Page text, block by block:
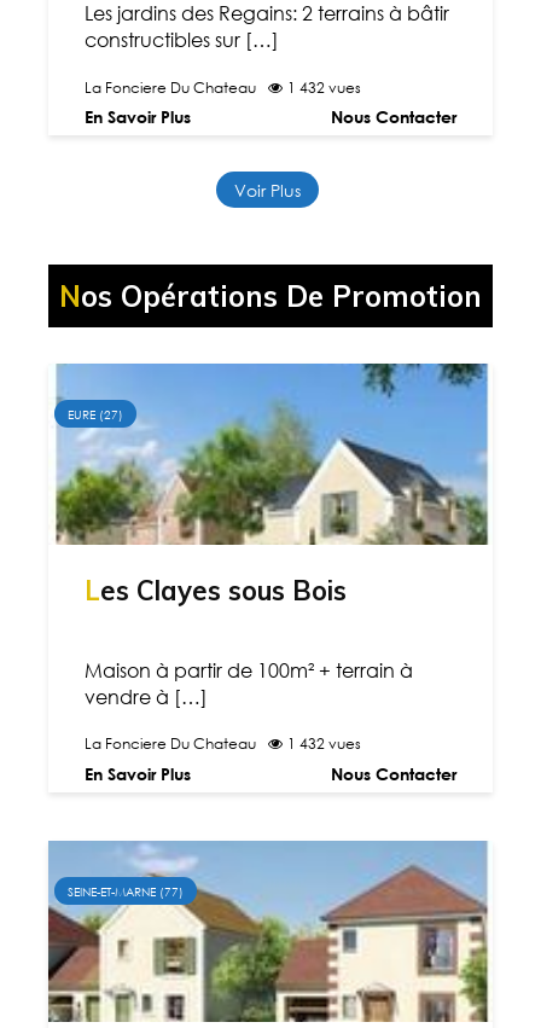
Les jardins des Regains: 2 terrains à bâtir
constructibles sur […]
La Fonciere Du Chateau 1 432 vues
En Savoir Plus Nous Contacter
Voir Plus
Nos Opérations De Promotion
EURE (27)
Les Clayes sous Bois
Maison à partir de 100m² + terrain à
vendre à […]
La Fonciere Du Chateau 1 432 vues
En Savoir Plus Nous Contacter
SEINE-ET-MARNE (77)